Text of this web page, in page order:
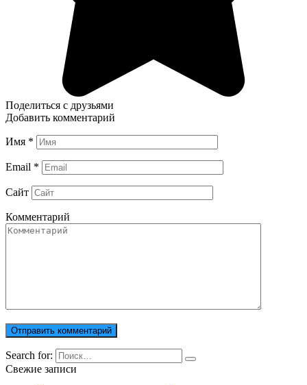
Поделиться с друзьями
Добавить комментарий
Имя *
Email *
Сайт
Комментарий
Search for:
Свежие записи